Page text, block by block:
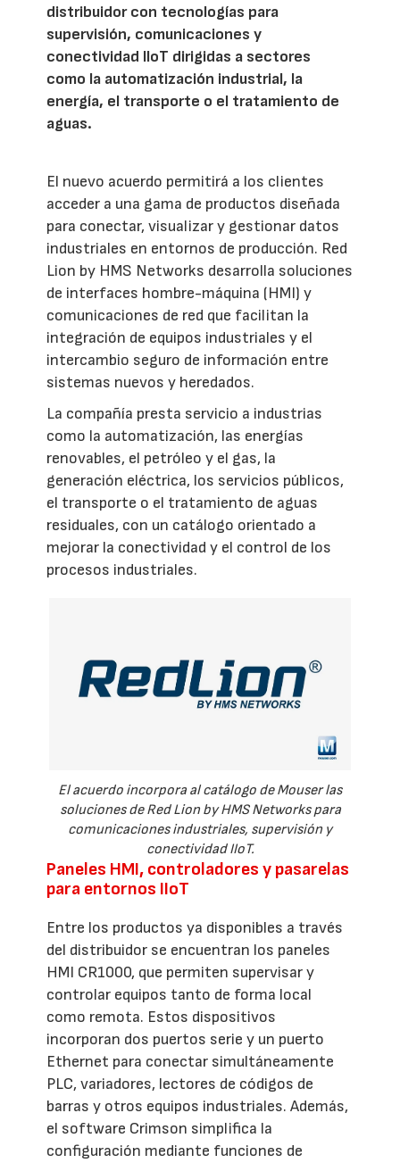
distribuidor con tecnologías para
supervisión, comunicaciones y
conectividad IIoT dirigidas a sectores
como la automatización industrial, la
energía, el transporte o el tratamiento de
aguas.
El nuevo acuerdo permitirá a los clientes
acceder a una gama de productos diseñada
para conectar, visualizar y gestionar datos
industriales en entornos de producción. Red
Lion by HMS Networks desarrolla soluciones
de interfaces hombre-máquina (HMI) y
comunicaciones de red que facilitan la
integración de equipos industriales y el
intercambio seguro de información entre
sistemas nuevos y heredados.
La compañía presta servicio a industrias
como la automatización, las energías
renovables, el petróleo y el gas, la
generación eléctrica, los servicios públicos,
el transporte o el tratamiento de aguas
residuales, con un catálogo orientado a
mejorar la conectividad y el control de los
procesos industriales.
El acuerdo incorpora al catálogo de Mouser las
soluciones de Red Lion by HMS Networks para
comunicaciones industriales, supervisión y
conectividad IIoT.
Paneles HMI, controladores y pasarelas
para entornos IIoT
Entre los productos ya disponibles a través
del distribuidor se encuentran los paneles
HMI CR1000, que permiten supervisar y
controlar equipos tanto de forma local
como remota. Estos dispositivos
incorporan dos puertos serie y un puerto
Ethernet para conectar simultáneamente
PLC, variadores, lectores de códigos de
barras y otros equipos industriales. Además,
el software Crimson simplifica la
configuración mediante funciones de